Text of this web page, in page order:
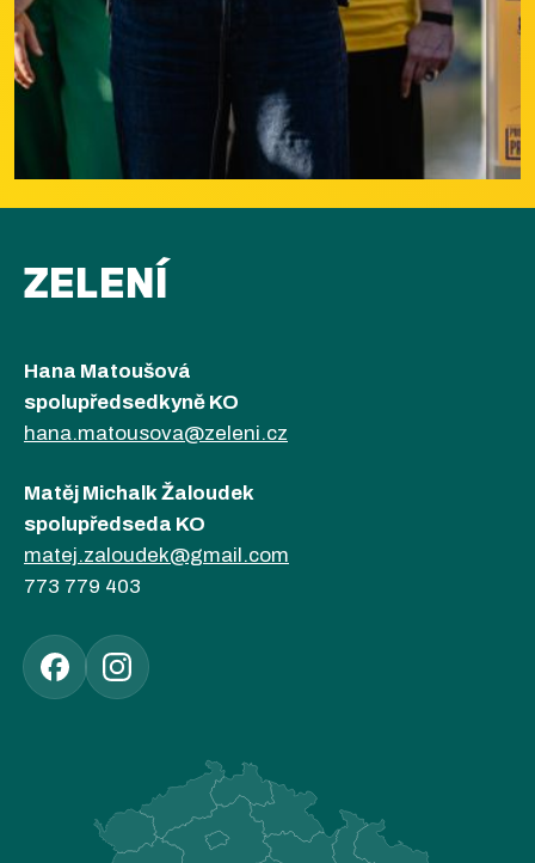
ZELENÍ
Hana Matoušová
spolupředsedkyně KO
hana.matousova@zeleni.cz
Matěj Michalk Žaloudek
spolupředseda KO
matej.zaloudek@gmail.com
773 779 403